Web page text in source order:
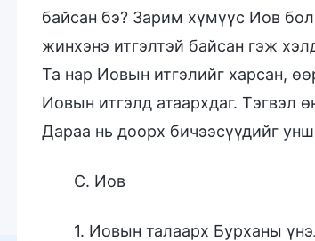
байсан бэ? Зарим хүмүүс Иов
жинхэнэ итгэлтэй байсан гэж
Та нар Иовын итгэлийг харсан,
Иовын итгэлд атаархдаг. Тэгвэл
Дараа нь доорх бичээсүүдийг
С. Иов
1. Иовын талаарх Бурханы